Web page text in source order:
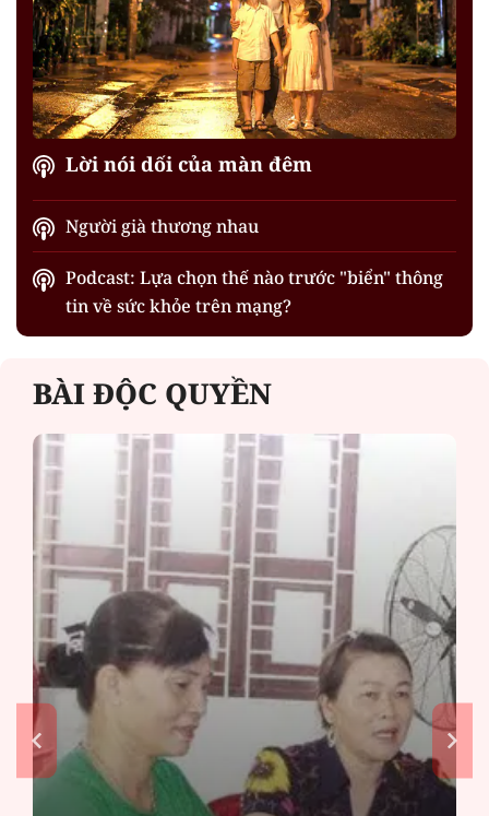
Lời nói dối của màn đêm
Người già thương nhau
Podcast: Lựa chọn thế nào trước "biển" thông
tin về sức khỏe trên mạng?
BÀI ĐỘC QUYỀN